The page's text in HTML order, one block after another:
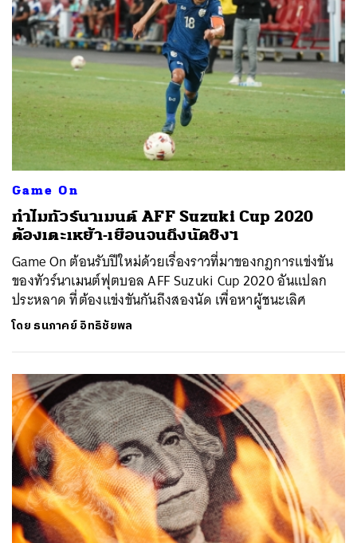
Game On
ทำไมทัวร์นาเมนต์ AFF Suzuki Cup 2020
ต้องเตะเหย้า-เยือนจนถึงนัดชิงฯ
Game On ต้อนรับปีใหม่ด้วยเรื่องราวที่มาของกฎการแข่งขัน
ของทัวร์นาเมนต์ฟุตบอล AFF Suzuki Cup 2020 อันแปลก
ประหลาด ที่ต้องแข่งขันกันถึงสองนัด เพื่อหาผู้ชนะเลิศ
โดย ธนภาคย์ อิทธิชัยพล
ค้นหา
SHARE TWEET LINE EMAIL